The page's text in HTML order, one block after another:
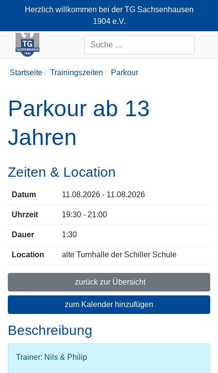
Herzlich willkommen bei der TG Sachsenhausen
1904 e.V.
+49-69-66374712
Suchen
Startseite Trainingszeiten Parkour
Parkour ab 13
Jahren
Zeiten & Location
Datum 11.08.2026 - 11.08.2026
Uhrzeit 19:30 - 21:00
Dauer 1:30
Location alte Turnhalle der Schiller Schule
zurück zur Übersicht
zum Kalender hinzufügen
Beschreibung
Trainer: Nils & Philip